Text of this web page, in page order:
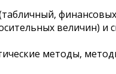
величин) и
методы,